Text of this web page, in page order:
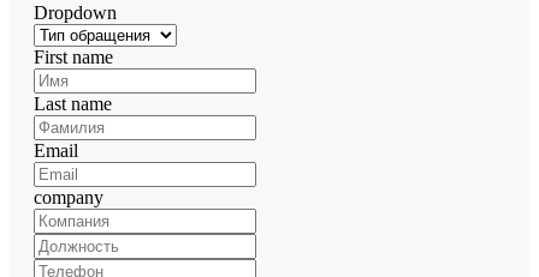
Dropdown
First name
Last name
Email
company